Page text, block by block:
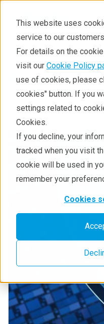
This website uses
service to our customers
For details on the
visit our Cookie Policy
use of cookies, please
cookies" button. If you
settings related to
Cookies.
If you decline, your
tracked when you visit
cookie will be used in
remember your
Cookies
Semiconductor
Semiconductor
Products
Applications
Learning
Technology
Training
Industries
Semiconductor &